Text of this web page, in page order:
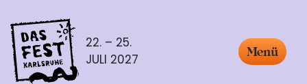
22. – 25.
JULI 2027
Menü